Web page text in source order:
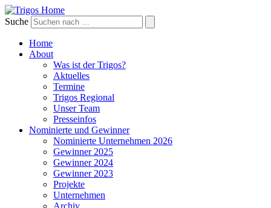
Suche
Home
About
Was ist der Trigos?
Aktuelles
Termine
Trigos Regional
Unser Team
Presseinfos
Nominierte und Gewinner
Nominierte Unternehmen 2026
Gewinner 2025
Gewinner 2024
Gewinner 2023
Projekte
Unternehmen
Archiv